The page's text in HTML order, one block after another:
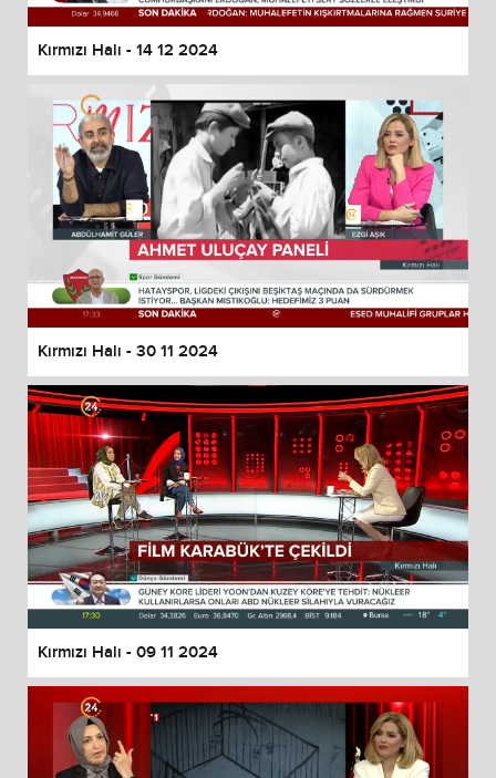
Kırmızı Halı - 14 12 2024
Kırmızı Halı - 30 11 2024
Kırmızı Halı - 09 11 2024